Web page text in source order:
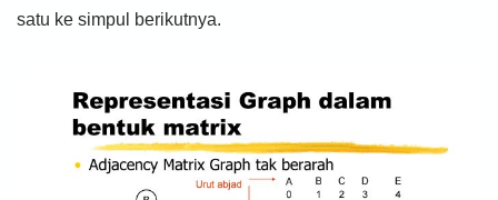
satu ke simpul berikutnya.